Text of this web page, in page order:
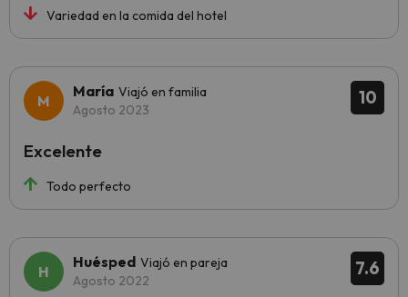
Variedad en la comida del hotel
10
María Viajó en familia
Agosto 2023
Todo perfecto
Excelente
7.6
Huésped Viajó en pareja
Agosto 2022